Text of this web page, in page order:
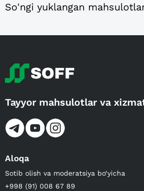
So'ngi yuklangan
Tayyor mahsulotlar va
Aloqa
Sotib olish va moderatsiya bo‘yicha
+998 (91) 008 67 89